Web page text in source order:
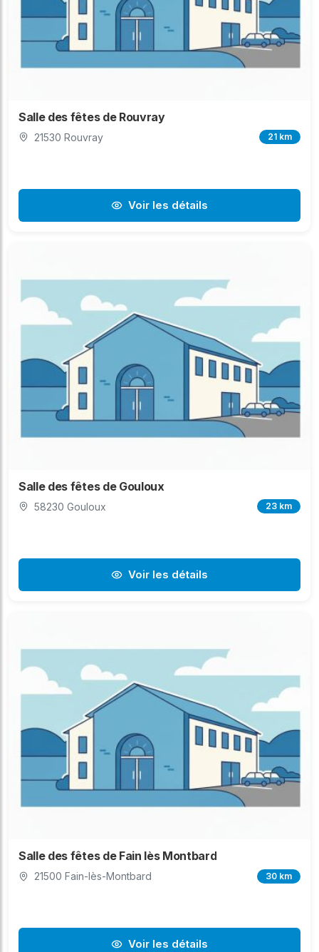
Salle des fêtes de Rouvray
21530 Rouvray 21 km
Voir les détails
Salle des fêtes de Gouloux
58230 Gouloux 23 km
Voir les détails
Salle des fêtes de Fain lès Montbard
21500 Fain-lès-Montbard 30 km
Voir les détails